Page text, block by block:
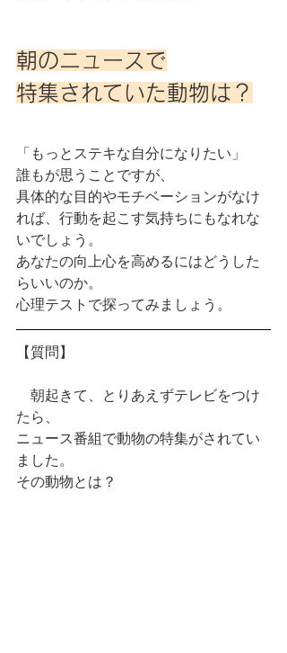
朝のニュースで
特集されていた動物は？
「もっとステキな自分になりたい」
誰もが思うことですが、
具体的な目的やモチベーションがなけ
れば、行動を起こす気持ちにもなれな
いでしょう。
あなたの向上心を高めるにはどうした
らいいのか。
心理テストで探ってみましょう。
【質問】
朝起きて、とりあえずテレビをつけ
たら、
ニュース番組で動物の特集がされてい
ました。
その動物とは？